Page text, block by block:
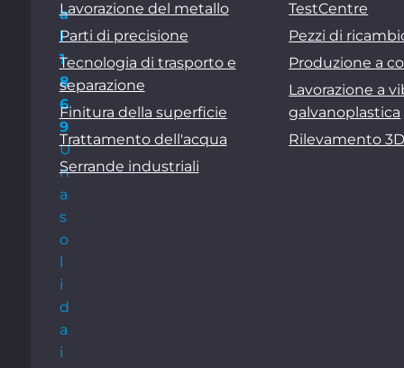
a
l
1
8
6
9
U
n
a
s
o
i
d
a
i
Lavorazione del metallo
Parti di precisione
Tecnologia di trasporto e
separazione
Finitura della superficie
Trattamento dell'acqua
Serrande industriali
TestCentre
Pezzi di
Produzione a
Lavorazione a
galvanoplastica
Rilevamento 3D